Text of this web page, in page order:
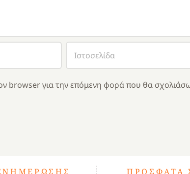
browser για την επόμενη φορά που θα
ΠΡΌΣΦΑΤΑ